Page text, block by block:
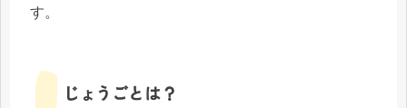
す。
じょうごとは？